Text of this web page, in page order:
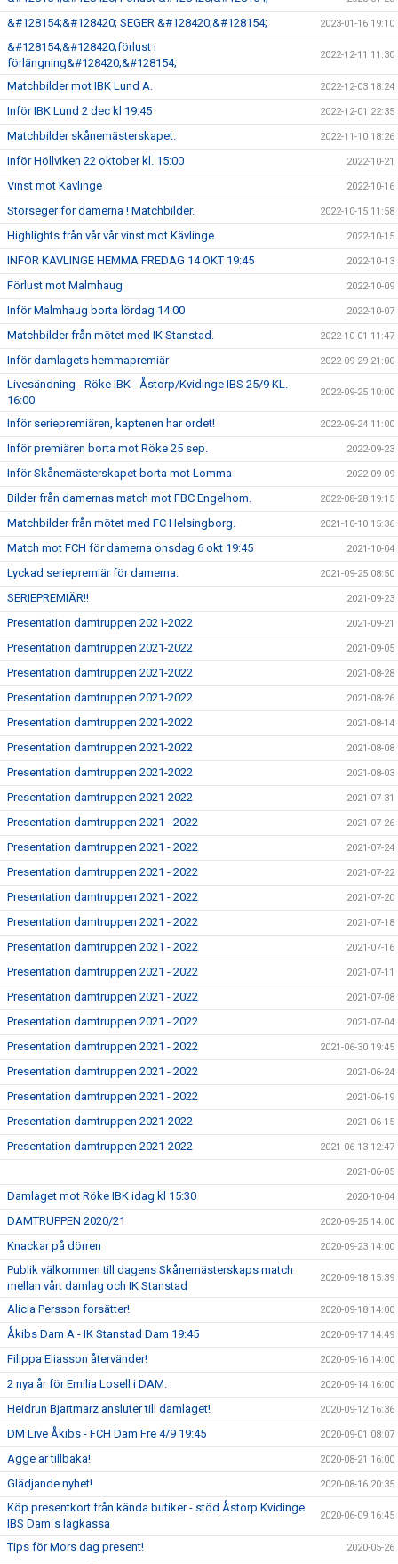
&#128154;&#128420; SEGER &#128420;&#128154; 2023-01-16 19:10
&#128154;&#128420;förlust i
förlängning&#128420;&#128154;
2022-12-11 11:30
Matchbilder mot IBK Lund A. 2022-12-03 18:24
Inför IBK Lund 2 dec kl 19:45 2022-12-01 22:35
Matchbilder skånemästerskapet. 2022-11-10 18:26
Inför Höllviken 22 oktober kl. 15:00 2022-10-21
Vinst mot Kävlinge 2022-10-16
Storseger för damerna ! Matchbilder. 2022-10-15 11:58
Highlights från vår vår vinst mot Kävlinge. 2022-10-15
INFÖR KÄVLINGE HEMMA FREDAG 14 OKT 19:45 2022-10-13
Förlust mot Malmhaug 2022-10-09
Inför Malmhaug borta lördag 14:00 2022-10-07
Matchbilder från mötet med IK Stanstad. 2022-10-01 11:47
Inför damlagets hemmapremiär 2022-09-29 21:00
Livesändning - Röke IBK - Åstorp/Kvidinge IBS 25/9 KL.
16:00
2022-09-25 10:00
Inför seriepremiären, kaptenen har ordet! 2022-09-24 11:00
Inför premiären borta mot Röke 25 sep. 2022-09-23
Inför Skånemästerskapet borta mot Lomma 2022-09-09
Bilder från damernas match mot FBC Engelhom. 2022-08-28 19:15
Matchbilder från mötet med FC Helsingborg. 2021-10-10 15:36
Match mot FCH för damerna onsdag 6 okt 19:45 2021-10-04
Lyckad seriepremiär för damerna. 2021-09-25 08:50
SERIEPREMIÄR!! 2021-09-23
Presentation damtruppen 2021-2022 2021-09-21
Presentation damtruppen 2021-2022 2021-09-05
Presentation damtruppen 2021-2022 2021-08-28
Presentation damtruppen 2021-2022 2021-08-26
Presentation damtruppen 2021-2022 2021-08-14
Presentation damtruppen 2021-2022 2021-08-08
Presentation damtruppen 2021-2022 2021-08-03
Presentation damtruppen 2021-2022 2021-07-31
Presentation damtruppen 2021 - 2022 2021-07-26
Presentation damtruppen 2021 - 2022 2021-07-24
Presentation damtruppen 2021 - 2022 2021-07-22
Presentation damtruppen 2021 - 2022 2021-07-20
Presentation damtruppen 2021 - 2022 2021-07-18
Presentation damtruppen 2021 - 2022 2021-07-16
Presentation damtruppen 2021 - 2022 2021-07-11
Presentation damtruppen 2021 - 2022 2021-07-08
Presentation damtruppen 2021 - 2022 2021-07-04
Presentation damtruppen 2021 - 2022 2021-06-30 19:45
Presentation damtruppen 2021 - 2022 2021-06-24
Presentation damtruppen 2021 - 2022 2021-06-19
Presentation damtruppen 2021-2022 2021-06-15
Presentation damtruppen 2021-2022 2021-06-13 12:47
2021-06-05
Damlaget mot Röke IBK idag kl 15:30 2020-10-04
DAMTRUPPEN 2020/21 2020-09-25 14:00
Knackar på dörren 2020-09-23 14:00
Publik välkommen till dagens Skånemästerskaps match
mellan vårt damlag och IK Stanstad
2020-09-18 15:39
Alicia Persson forsätter! 2020-09-18 14:00
Åkibs Dam A - IK Stanstad Dam 19:45 2020-09-17 14:49
Filippa Eliasson återvänder! 2020-09-16 14:00
2 nya år för Emilia Losell i DAM. 2020-09-14 16:00
Heidrun Bjartmarz ansluter till damlaget! 2020-09-12 16:36
DM Live Åkibs - FCH Dam Fre 4/9 19:45 2020-09-01 08:07
Agge är tillbaka! 2020-08-21 16:00
Glädjande nyhet! 2020-08-16 20:35
Köp presentkort från kända butiker - stöd Åstorp Kvidinge
IBS Dam´s lagkassa
2020-06-09 16:45
Tips för Mors dag present! 2020-05-26